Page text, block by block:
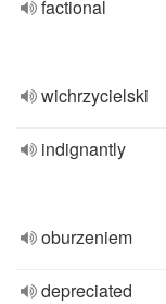
factional
wichrzycielski
indignantly
oburzeniem
depreciated